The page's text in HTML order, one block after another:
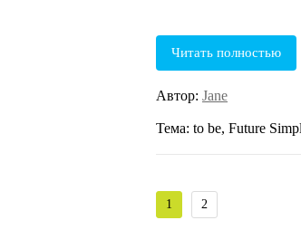
Читать полностью
Автор: Jane
Тема: to be, Future
1 2